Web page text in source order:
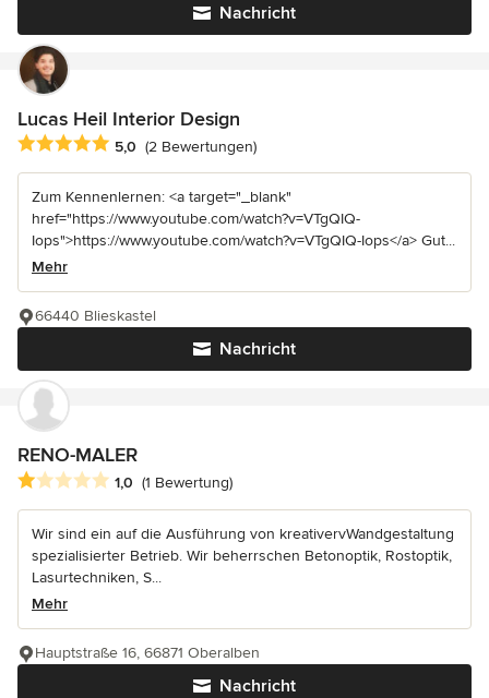
Nachricht
Lucas Heil Interior Design
Durchschnittliche Bewertung: 5 von 5 Sternen
5,0 (2 Bewertungen)
Zum Kennenlernen: <a target="_blank"
href="https://www.youtube.com/watch?v=VTgQIQ-
Iops">https://www.youtube.com/watch?v=VTgQIQ-Iops</a> Gut...
Mehr
Nachricht
66440 Blieskastel
RENO-MALER
Durchschnittliche Bewertung: 1 von 5 Sternen
1,0 (1 Bewertung)
Wir sind ein auf die Ausführung von kreativervWandgestaltung
spezialisierter Betrieb. Wir beherrschen Betonoptik, Rostoptik,
Lasurtechniken, S...
Mehr
Nachricht
Hauptstraße 16, 66871 Oberalben